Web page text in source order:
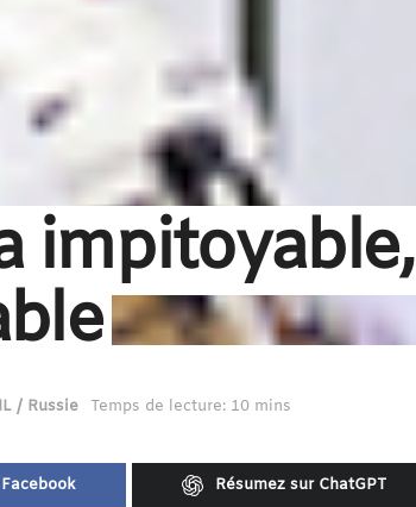
impitoyable,
/ Russie Temps de lecture: 10 mins
Résumez sur ChatGPT